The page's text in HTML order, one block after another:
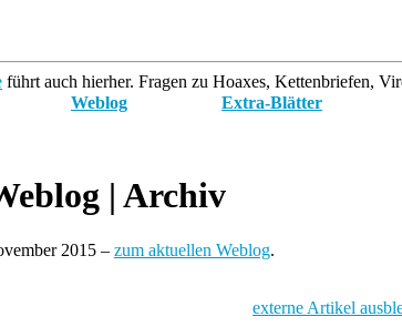
führt auch hierher. Fragen zu Hoaxes, Kettenbriefen,
Weblog Extra-Blätter
| Archiv
2015 – zum aktuellen Weblog.
externe Artikel